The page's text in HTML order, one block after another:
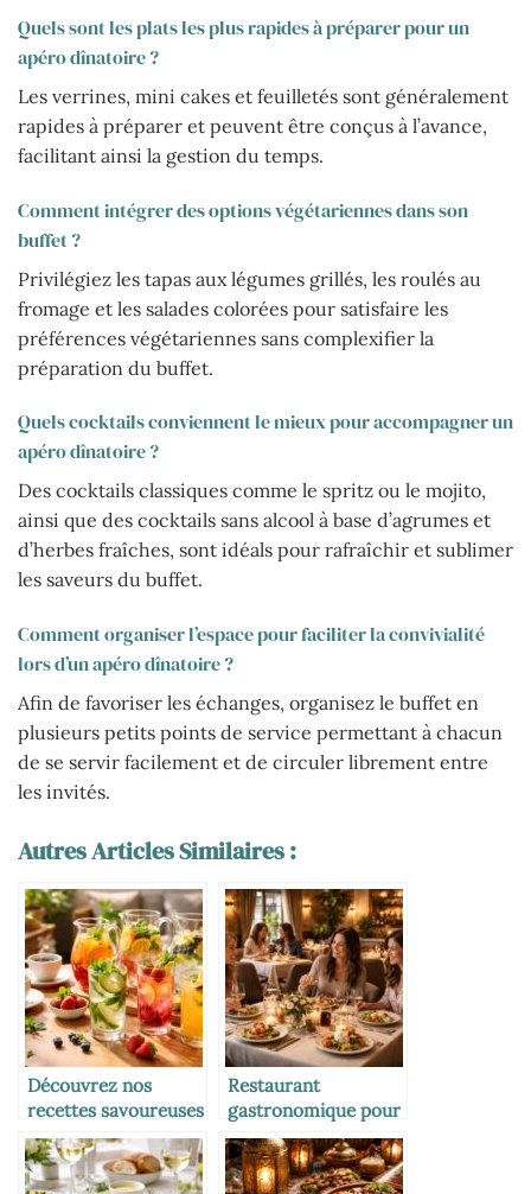
Quels sont les plats les plus rapides à préparer pour un
apéro dînatoire ?
Les verrines, mini cakes et feuilletés sont généralement
rapides à préparer et peuvent être conçus à l’avance,
facilitant ainsi la gestion du temps.
Comment intégrer des options végétariennes dans son
buffet ?
Privilégiez les tapas aux légumes grillés, les roulés au
fromage et les salades colorées pour satisfaire les
préférences végétariennes sans complexifier la
préparation du buffet.
Quels cocktails conviennent le mieux pour accompagner un
apéro dînatoire ?
Des cocktails classiques comme le spritz ou le mojito,
ainsi que des cocktails sans alcool à base d’agrumes et
d’herbes fraîches, sont idéals pour rafraîchir et sublimer
les saveurs du buffet.
Comment organiser l’espace pour faciliter la convivialité
lors d’un apéro dînatoire ?
Afin de favoriser les échanges, organisez le buffet en
plusieurs petits points de service permettant à chacun
de se servir facilement et de circuler librement entre
les invités.
Autres Articles Similaires :
Découvrez nos
recettes savoureuses
de boissons à
savourer en toute
occasion
Restaurant
gastronomique pour
mamans
gourmandes dans les
établissements